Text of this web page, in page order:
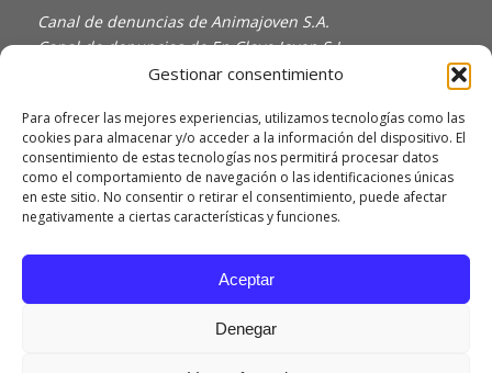
Gestionar consentimiento
Para ofrecer las mejores experiencias, utilizamos tecnologías como las
cookies para almacenar y/o acceder a la información del dispositivo. El
consentimiento de estas tecnologías nos permitirá procesar datos
como el comportamiento de navegación o las identificaciones únicas
en este sitio. No consentir o retirar el consentimiento, puede afectar
negativamente a ciertas características y funciones.
Aceptar
Denegar
Canal de denuncias de Animajoven S.A.
Canal de denuncias de En Clave Joven S.L.
Política de Privacidad y Uso de Cookies
Política de calidad